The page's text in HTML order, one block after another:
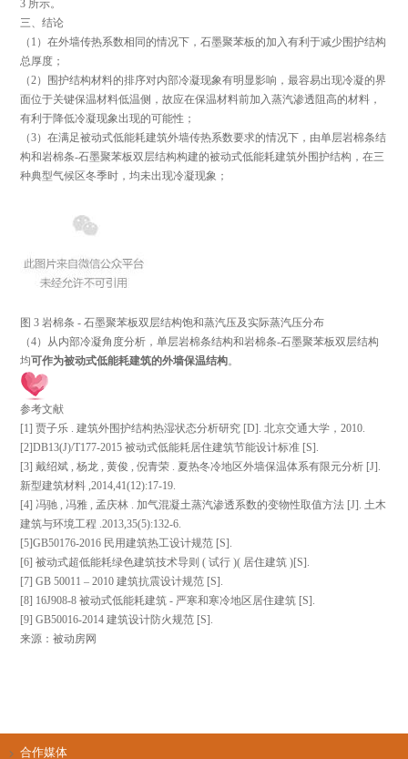
3 所示。
三、结论
（1）在外墙传热系数相同的情况下，石墨聚苯板的加入有利于减少围护结构
总厚度；
（2）围护结构材料的排序对内部冷凝现象有明显影响，最容易出现冷凝的界
面位于关键保温材料低温侧，故应在保温材料前加入蒸汽渗透阻高的材料，
有利于降低冷凝现象出现的可能性；
（3）在满足被动式低能耗建筑外墙传热系数要求的情况下，由单层岩棉条结
构和岩棉条-石墨聚苯板双层结构构建的被动式低能耗建筑外围护结构，在三
种典型气候区冬季时，均未出现冷凝现象；
图 3 岩棉条 - 石墨聚苯板双层结构饱和蒸汽压及实际蒸汽压分布
（4）从内部冷凝角度分析，单层岩棉条结构和岩棉条-石墨聚苯板双层结构
均可作为被动式低能耗建筑的外墙保温结构。
参考文献
[1] 贾子乐 . 建筑外围护结构热湿状态分析研究 [D]. 北京交通大学，2010.
[2]DB13(J)/T177-2015 被动式低能耗居住建筑节能设计标准 [S].
[3] 戴绍斌 , 杨龙 , 黄俊 , 倪青荣 . 夏热冬冷地区外墙保温体系有限元分析 [J].
新型建筑材料 ,2014,41(12):17-19.
[4] 冯驰 , 冯雅 , 孟庆林 . 加气混凝土蒸汽渗透系数的变物性取值方法 [J]. 土木
建筑与环境工程 .2013,35(5):132-6.
[5]GB50176-2016 民用建筑热工设计规范 [S].
[6] 被动式超低能耗绿色建筑技术导则 ( 试行 )( 居住建筑 )[S].
[7] GB 50011 – 2010 建筑抗震设计规范 [S].
[8] 16J908-8 被动式低能耗建筑 - 严寒和寒冷地区居住建筑 [S].
[9] GB50016-2014 建筑设计防火规范 [S].
来源：被动房网
合作媒体